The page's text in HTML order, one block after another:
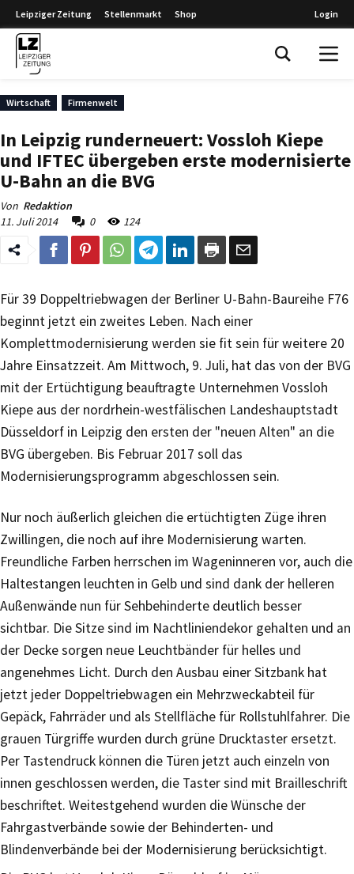
Leipziger Zeitung Stellenmarkt Shop Login
Wirtschaft Firmenwelt
In Leipzig runderneuert: Vossloh Kiepe
und IFTEC übergeben erste modernisierte
U-Bahn an die BVG
Von Redaktion
11. Juli 2014
0 124
Für 39 Doppeltriebwagen der Berliner U-Bahn-Baureihe F76
beginnt jetzt ein zweites Leben. Nach einer
Komplettmodernisierung werden sie fit sein für weitere 20
Jahre Einsatzzeit. Am Mittwoch, 9. Juli, hat das von der BVG
mit der Ertüchtigung beauftragte Unternehmen Vossloh
Kiepe aus der nordrhein-westfälischen Landeshauptstadt
Düsseldorf in Leipzig den ersten der "neuen Alten" an die
BVG übergeben. Bis Februar 2017 soll das
Modernisierungsprogramm abgeschlossen sein.
Nur noch äußerlich gleichen die ertüchtigten Züge ihren
Zwillingen, die noch auf ihre Modernisierung warten.
Freundliche Farben herrschen im Wageninneren vor, auch die
Haltestangen leuchten in Gelb und sind dank der helleren
Außenwände nun für Sehbehinderte deutlich besser
sichtbar. Die Sitze sind im Nachtliniendekor gehalten und an
der Decke sorgen neue Leuchtbänder für helles und
angenehmes Licht. Durch den Ausbau einer Sitzbank hat
jetzt jeder Doppeltriebwagen ein Mehrzweckabteil für
Gepäck, Fahrräder und als Stellfläche für Rollstuhlfahrer. Die
grauen Türgriffe wurden durch grüne Drucktaster ersetzt.
Per Tastendruck können die Türen jetzt auch einzeln von
innen geschlossen werden, die Taster sind mit Brailleschrift
beschriftet. Weitestgehend wurden die Wünsche der
Fahrgastverbände sowie der Behinderten- und
Blindenverbände bei der Modernisierung berücksichtigt.